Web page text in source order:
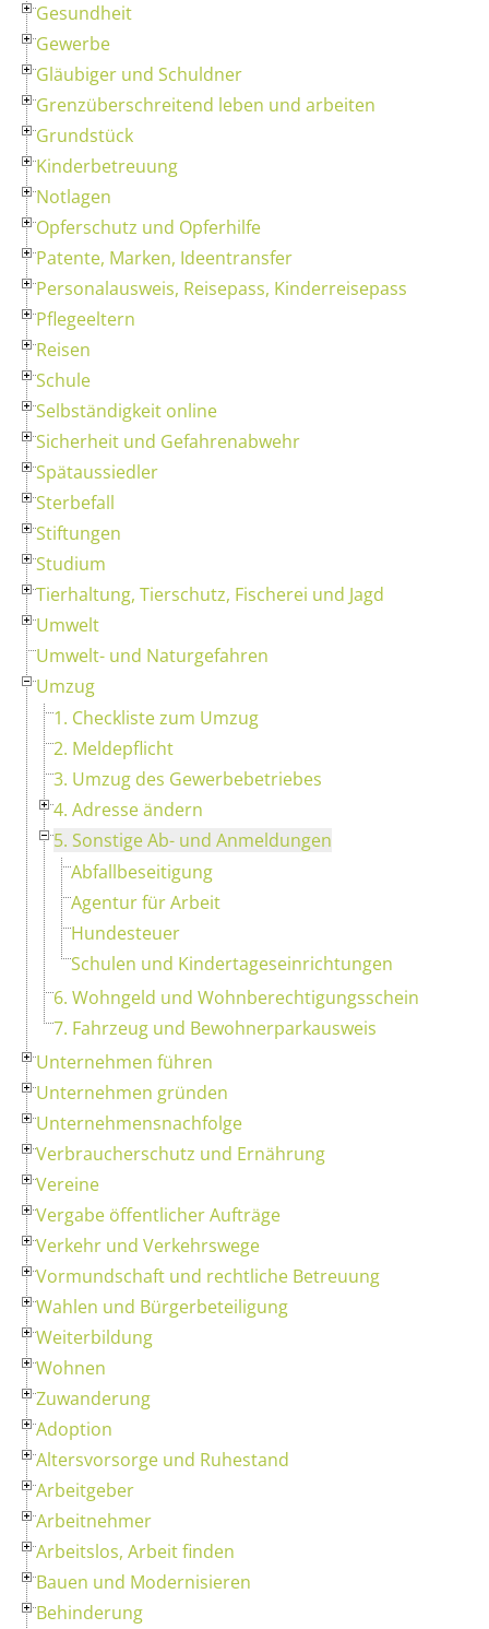
Gesundheit
Gewerbe
Gläubiger und Schuldner
Grenzüberschreitend leben und arbeiten
Grundstück
Kinderbetreuung
Notlagen
Opferschutz und Opferhilfe
Patente, Marken, Ideentransfer
Personalausweis, Reisepass, Kinderreisepass
Pflegeeltern
Reisen
Schule
Selbständigkeit online
Sicherheit und Gefahrenabwehr
Spätaussiedler
Sterbefall
Stiftungen
Studium
Tierhaltung, Tierschutz, Fischerei und Jagd
Umwelt
Umwelt- und Naturgefahren
Umzug
1. Checkliste zum Umzug
2. Meldepflicht
3. Umzug des Gewerbebetriebes
4. Adresse ändern
5. Sonstige Ab- und Anmeldungen
Abfallbeseitigung
Agentur für Arbeit
Hundesteuer
Schulen und Kindertageseinrichtungen
6. Wohngeld und Wohnberechtigungsschein
7. Fahrzeug und Bewohnerparkausweis
Unternehmen führen
Unternehmen gründen
Unternehmensnachfolge
Verbraucherschutz und Ernährung
Vereine
Vergabe öffentlicher Aufträge
Verkehr und Verkehrswege
Vormundschaft und rechtliche Betreuung
Wahlen und Bürgerbeteiligung
Weiterbildung
Wohnen
Zuwanderung
Adoption
Altersvorsorge und Ruhestand
Arbeitgeber
Arbeitnehmer
Arbeitslos, Arbeit finden
Bauen und Modernisieren
Behinderung